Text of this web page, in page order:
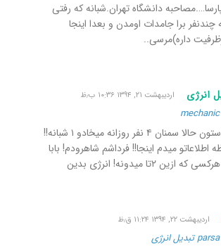
دانشگاه تهران.شبانه که رفتی
برا جامدات اومدن و بعدا اینجا
اردیبهشت ۲۱, ۱۳۹۴ ۱۰:۳۶ ب٫ظ
mechanic
فردا میزنم واستون حالا سمنان ۴ نفر روزانه میخادو ۱ شبانه!!
میدم اینجا!! فرداشم شاهرودم! بابا
۲تا میدونه! انرژی بدین
اردیبهشت ۲۲, ۱۳۹۴ ۱۱:۲۴ ق٫ظ
parsa تبدیل انرژی